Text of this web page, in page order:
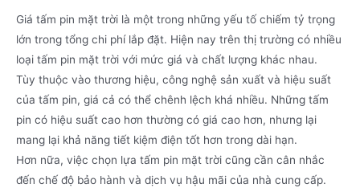
Giá tấm pin mặt trời là một trong những yếu tố chiếm tỷ trọng
lớn trong tổng chi phí lắp đặt. Hiện nay trên thị trường có nhiều
loại tấm pin mặt trời với mức giá và chất lượng khác nhau.
Tùy thuộc vào thương hiệu, công nghệ sản xuất và hiệu suất
của tấm pin, giá cả có thể chênh lệch khá nhiều. Những tấm
pin có hiệu suất cao hơn thường có giá cao hơn, nhưng lại
mang lại khả năng tiết kiệm điện tốt hơn trong dài hạn.
Hơn nữa, việc chọn lựa tấm pin mặt trời cũng cần cân nhắc
đến chế độ bảo hành và dịch vụ hậu mãi của nhà cung cấp.